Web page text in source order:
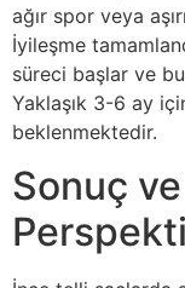
ağır spor veya
İyileşme
süreci başlar ve
Yaklaşık 3-6 ay
beklenmektedir.
Sonuç